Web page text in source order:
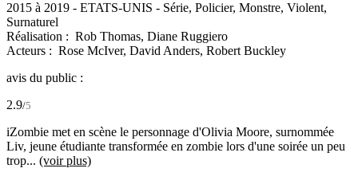
2015 à 2019 - ETATS-UNIS - Série, Policier, Monstre, Violent,
Surnaturel
Réalisation : Rob Thomas, Diane Ruggiero
Acteurs : Rose McIver, David Anders, Robert Buckley
avis du public :
2.9/5
iZombie met en scène le personnage d'Olivia Moore, surnommée
Liv, jeune étudiante transformée en zombie lors d'une soirée un peu
trop... (voir plus)